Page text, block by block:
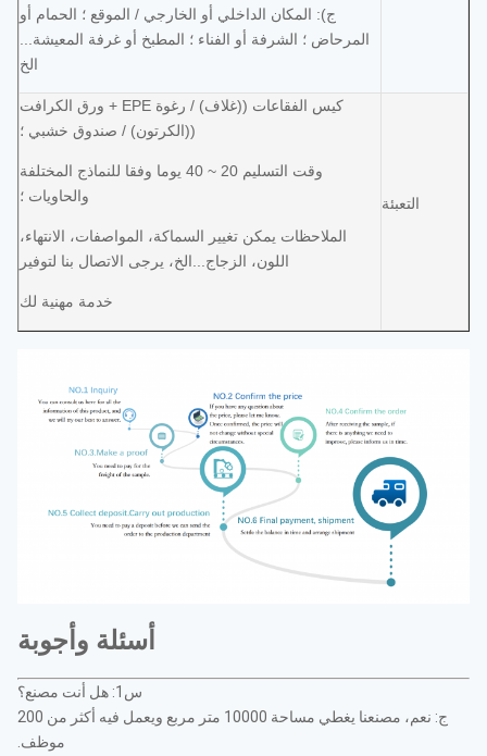
ج): المكان الداخلي أو الخارجي / الموقع ؛ الحمام أو
المرحاض ؛ الشرفة أو الفناء ؛ المطبخ أو غرفة المعيشة...
الخ
التعبئة
كيس الفقاعات ((غلاف) / رغوة EPE + ورق الكرافت
((الكرتون) / صندوق خشبي ؛
وقت التسليم 20 ~ 40 يوما وفقا للنماذج المختلفة
والحاويات ؛
الملاحظات يمكن تغيير السماكة، المواصفات، الانتهاء،
اللون، الزجاج...الخ، يرجى الاتصال بنا لتوفير
خدمة مهنية لك
أسئلة وأجوبة
س1: هل أنت مصنع؟
ج: نعم، مصنعنا يغطي مساحة 10000 متر مربع ويعمل فيه أكثر من 200
موظف.